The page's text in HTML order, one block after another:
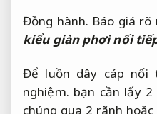
Đồng hành. Báo giá rõ
kiểu giàn phơi nối
Để luồn dây cáp nối
nghiệm. bạn cần lấy
chúng qua 2 rãnh